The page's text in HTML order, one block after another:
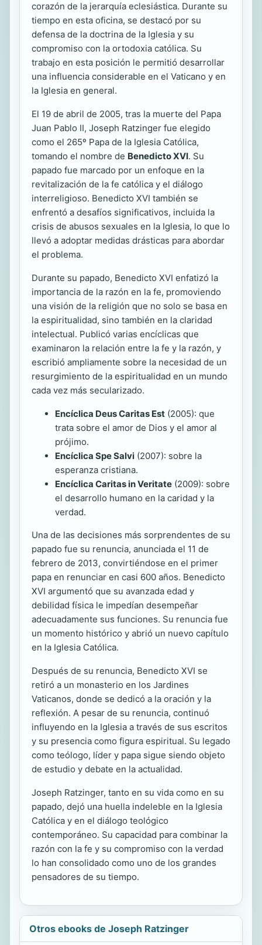
corazón de la jerarquía eclesiástica. Durante su
tiempo en esta oficina, se destacó por su
defensa de la doctrina de la Iglesia y su
compromiso con la ortodoxia católica. Su
trabajo en esta posición le permitió desarrollar
una influencia considerable en el Vaticano y en
la Iglesia en general.
El 19 de abril de 2005, tras la muerte del Papa
Juan Pablo II, Joseph Ratzinger fue elegido
como el 265º Papa de la Iglesia Católica,
tomando el nombre de Benedicto XVI. Su
papado fue marcado por un enfoque en la
revitalización de la fe católica y el diálogo
interreligioso. Benedicto XVI también se
enfrentó a desafíos significativos, incluida la
crisis de abusos sexuales en la Iglesia, lo que lo
llevó a adoptar medidas drásticas para abordar
el problema.
Durante su papado, Benedicto XVI enfatizó la
importancia de la razón en la fe, promoviendo
una visión de la religión que no solo se basa en
la espiritualidad, sino también en la claridad
intelectual. Publicó varias encíclicas que
examinaron la relación entre la fe y la razón, y
escribió ampliamente sobre la necesidad de un
resurgimiento de la espiritualidad en un mundo
cada vez más secularizado.
Encíclica Deus Caritas Est (2005): que
trata sobre el amor de Dios y el amor al
prójimo.
Encíclica Spe Salvi (2007): sobre la
esperanza cristiana.
Encíclica Caritas in Veritate (2009): sobre
el desarrollo humano en la caridad y la
verdad.
Una de las decisiones más sorprendentes de su
papado fue su renuncia, anunciada el 11 de
febrero de 2013, convirtiéndose en el primer
papa en renunciar en casi 600 años. Benedicto
XVI argumentó que su avanzada edad y
debilidad física le impedían desempeñar
adecuadamente sus funciones. Su renuncia fue
un momento histórico y abrió un nuevo capítulo
en la Iglesia Católica.
Después de su renuncia, Benedicto XVI se
retiró a un monasterio en los Jardines
Vaticanos, donde se dedicó a la oración y la
reflexión. A pesar de su renuncia, continuó
influyendo en la Iglesia a través de sus escritos
y su presencia como figura espiritual. Su legado
como teólogo, líder y papa sigue siendo objeto
de estudio y debate en la actualidad.
Joseph Ratzinger, tanto en su vida como en su
papado, dejó una huella indeleble en la Iglesia
Católica y en el diálogo teológico
contemporáneo. Su capacidad para combinar la
razón con la fe y su compromiso con la verdad
lo han consolidado como uno de los grandes
pensadores de su tiempo.
Otros ebooks de Joseph Ratzinger